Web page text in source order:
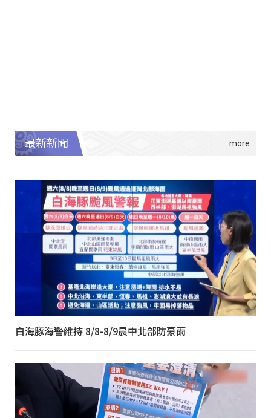
最新新聞
白海豚海警維持 8/8-8/9晨中北部防豪雨